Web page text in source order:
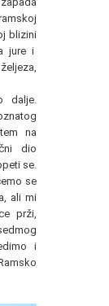
blizini
jure i
dalje.
na
dio
se.
se
ali mi
prži,
i